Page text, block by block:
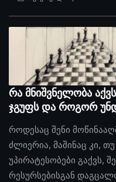
რა მნიშვნელობა
ჯგუფს და როგორ
როდესაც შენი
ძლიერია, მაშინაც კი,
უპირატესობები გაქვს,
რესურსებისგან